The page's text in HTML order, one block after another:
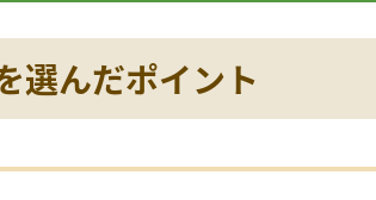
選んだポイント